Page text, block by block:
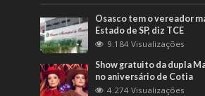
Osasco tem o vereador
Estado de SP, diz TCE
9.184 Visualizações
Show gratuito da dupla
no aniversário de Cotia
4.274 Visualizações